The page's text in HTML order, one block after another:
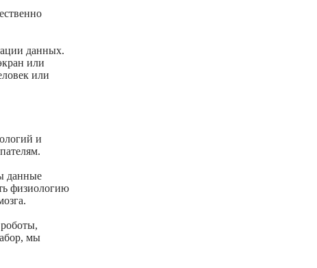
данных.
или
или
и
данные
физиологию
мы